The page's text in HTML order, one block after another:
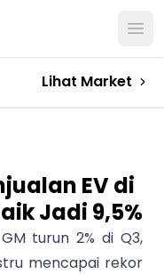
Lihat Market
EV di
Jadi 9,5%
turun 2% di Q3,
mencapai rekor